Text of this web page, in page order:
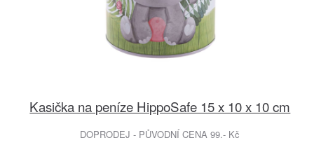
Kasička na peníze HippoSafe 15 x 10 x 10 cm
DOPRODEJ - PŮVODNÍ CENA 99.- Kč